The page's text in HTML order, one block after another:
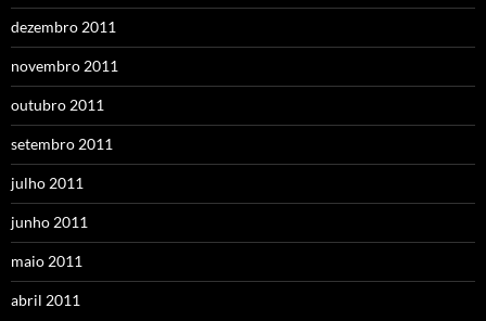
dezembro 2011
novembro 2011
outubro 2011
setembro 2011
julho 2011
junho 2011
maio 2011
abril 2011